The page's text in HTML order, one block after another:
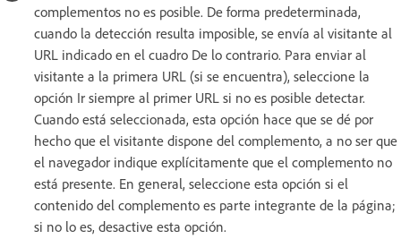
complementos no es posible. De forma predeterminada,
cuando la detección resulta imposible, se envía al visitante al
URL indicado en el cuadro De lo contrario. Para enviar al
visitante a la primera URL (si se encuentra), seleccione la
opción Ir siempre al primer URL si no es posible detectar.
Cuando está seleccionada, esta opción hace que se dé por
hecho que el visitante dispone del complemento, a no ser que
el navegador indique explícitamente que el complemento no
está presente. En general, seleccione esta opción si el
contenido del complemento es parte integrante de la página;
si no lo es, desactive esta opción.